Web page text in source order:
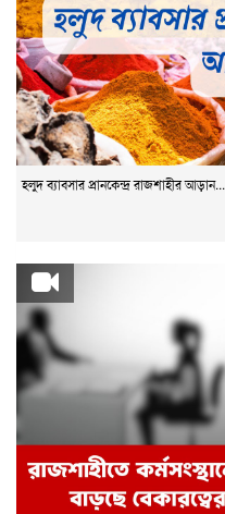
হলুদ ব্যাবসার প্রানকেন্দ্র রাজশাহীর আড়ান...